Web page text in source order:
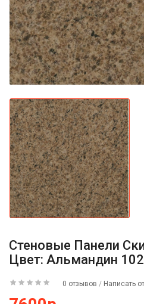
Стеновые Панели
Цвет: Альмандин
0 отзывов / Написать